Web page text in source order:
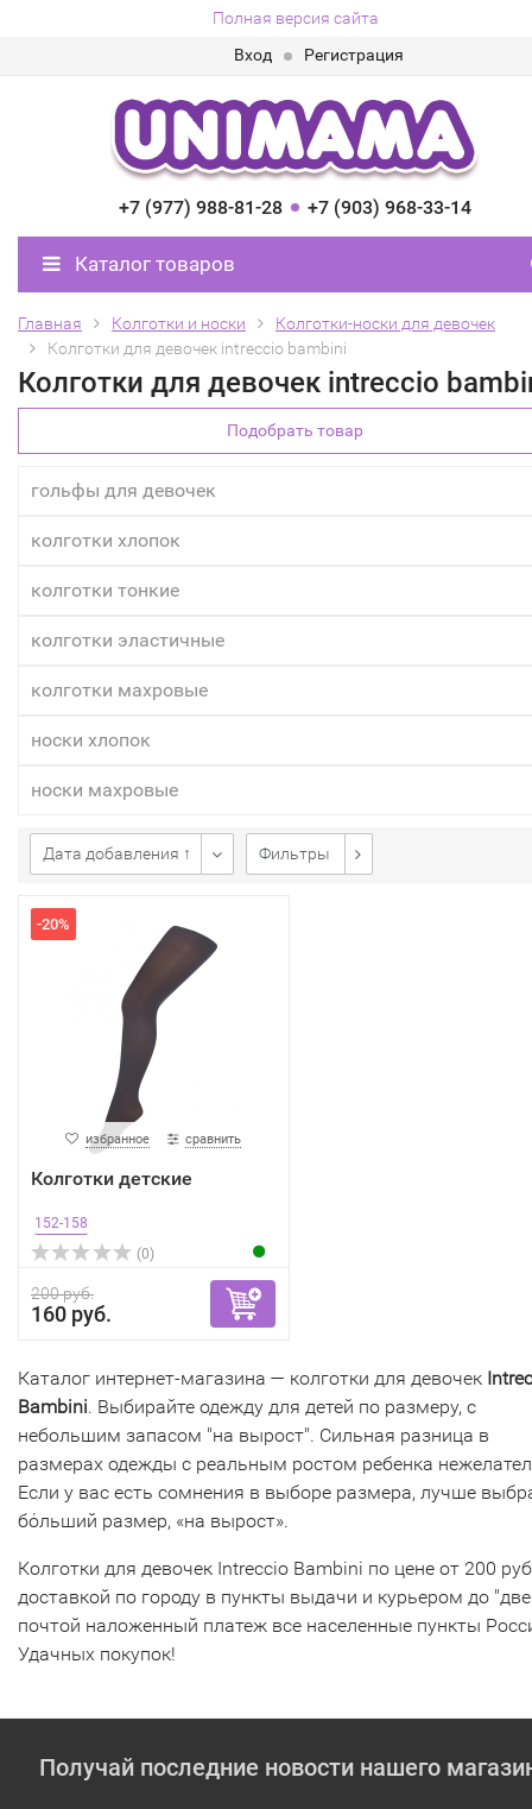
Полная версия сайта
Вход
Регистрация
+7 (977) 988-81-28 +7 (903) 968-33-14
Каталог товаров
Главная Колготки и носки
Колготки-носки для девочек
Колготки для девочек intreccio bambini
Колготки для девочек intreccio
Подобрать товар
гольфы для девочек
колготки хлопок
колготки тонкие
колготки эластичные
колготки махровые
носки хлопок
носки махровые
Дата добавления ↑ Фильтры
-20%
избранное сравнить
Колготки детские
152-158
(0)
200 руб.
160 руб.
Каталог интернет-магазина — колготки для девочек
Bambini. Выбирайте одежду для детей по размеру, с
небольшим запасом "на вырост". Сильная разница в
размерах одежды с реальным ростом ребенка
Если у вас есть сомнения в выборе размера, лучше
бόльший размер, «на вырост».
Колготки для девочек Intreccio Bambini по цене от 200
доставкой по городу в пункты выдачи и курьером до
почтой наложенный платеж все населенные пункты
Удачных покупок!
Получай последние новости нашего